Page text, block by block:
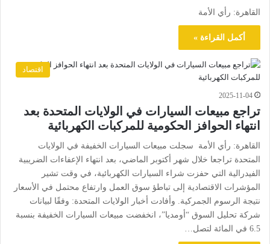
القاهرة: رأي الأمة
أكمل القراءة »
اقتصاد
2025-11-04
تراجع مبيعات السيارات في الولايات المتحدة بعد
انتهاء الحوافز الحكومية للمركبات الكهربائية
القاهرة: رأي الأمة سجلت مبيعات السيارات الخفيفة في الولايات
المتحدة تراجعا خلال شهر أكتوبر الماضي، بعد انتهاء الإعفاءات الضريبية
الفيدرالية التي حفزت شراء السيارات الكهربائية، في وقت تشير
المؤشرات الاقتصادية إلى تباطؤ سوق العمل وارتفاع محتمل في الأسعار
نتيجة الرسوم الجمركية. وأفادت أخبار الولايات المتحدة: وفقًا لبيانات
شركة تحليل السوق “أومديا”، انخفضت مبيعات السيارات الخفيفة بنسبة
6.5 في المائة لتصل…